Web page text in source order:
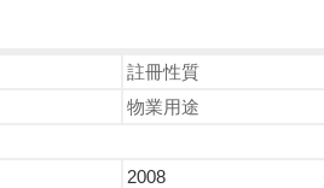
註冊性質
物業用途
2008